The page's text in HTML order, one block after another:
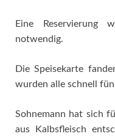
Eine Reservierung
notwendig.
Die Speisekarte
wurden alle schnell
Sohnemann hat sich
aus Kalbsfleisch